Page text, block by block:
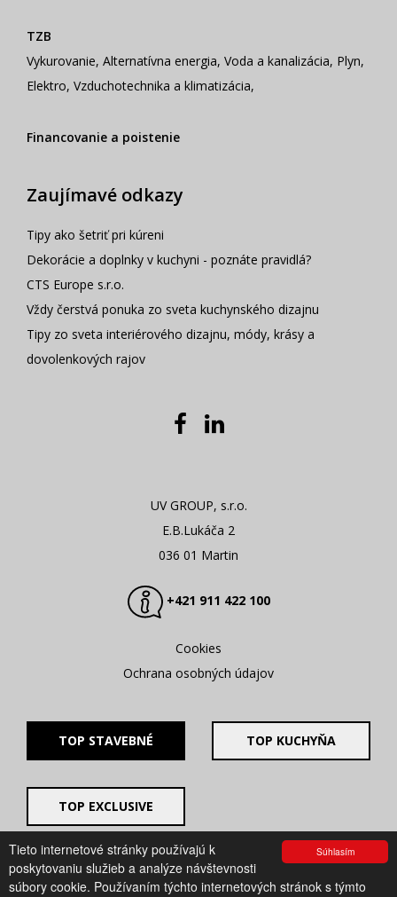
Súhlasím
Tieto internetové stránky používajú k
poskytovaniu služieb a analýze návštevnosti
súbory cookie. Používaním týchto internetových stránok s týmto
TZB
Vykurovanie, Alternatívna energia, Voda a kanalizácia, Plyn,
Elektro, Vzduchotechnika a klimatizácia,
Financovanie a poistenie
Zaujímavé odkazy
Tipy ako šetriť pri kúreni
Dekorácie a doplnky v kuchyni - poznáte pravidlá?
CTS Europe s.r.o.
Vždy čerstvá ponuka zo sveta kuchynského dizajnu
Tipy zo sveta interiérového dizajnu, módy, krásy a
dovolenkových rajov
UV GROUP, s.r.o.
E.B.Lukáča 2
036 01 Martin
+421 911 422 100
Cookies
Ochrana osobných údajov
TOP STAVEBNÉ TOP KUCHYŇA
TOP EXCLUSIVE
© 2008 - 2026. UV GROUP s.r.o. |
Created by CTS Europe
s.r.o.